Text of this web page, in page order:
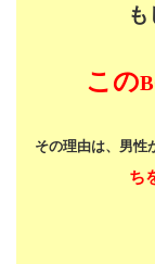
も
この
その理由は、男性
ち